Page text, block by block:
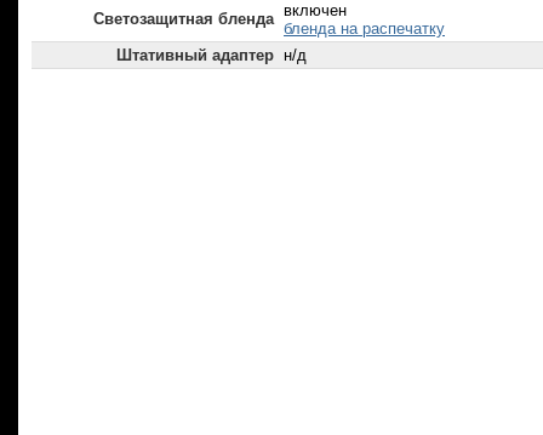
Светозащитная бленда включен
бленда на распечатку
Штативный адаптер н/д